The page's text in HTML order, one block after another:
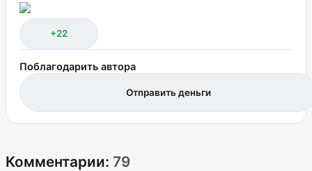
+22
Поблагодарить автора
Отправить деньги
Комментарии: 79